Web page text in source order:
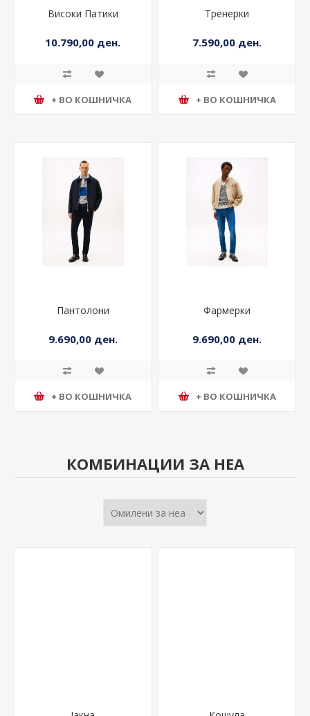
Високи Патики
10.790,00 ден.
+ ВО КОШНИЧКА
Тренерки
7.590,00 ден.
+ ВО КОШНИЧКА
Пантолони
9.690,00 ден.
+ ВО КОШНИЧКА
Фармерки
9.690,00 ден.
+ ВО КОШНИЧКА
КОМБИНАЦИИ ЗА НЕА